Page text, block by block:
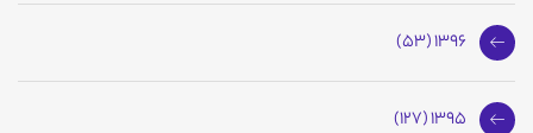
1396 (53)
1395 (127)